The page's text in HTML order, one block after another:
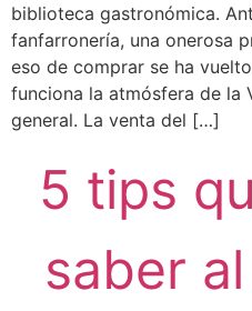
biblioteca gastronómica.
fanfarronería, una onerosa
eso de comprar se ha
funciona la atmósfera de la
general. La venta del […]
5 tips
saber